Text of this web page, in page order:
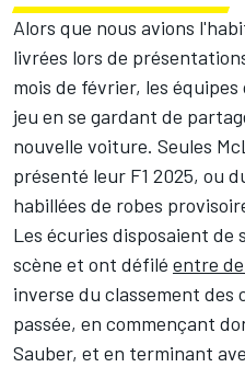
Alors que nous avions
livrées lors de
mois de février, les
jeu en se gardant de
nouvelle voiture. Seules
présenté leur F1 2025, ou
habillées de robes
Les écuries disposaient
scène et ont défilé entre
inverse du classement
passée, en commençant
Sauber, et en terminant